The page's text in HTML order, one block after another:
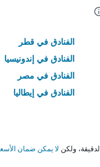
الفنادق في قطر
الفنادق في إندونيسيا
الفنادق في مصر
الفنادق في إيطاليا
لا يمكن ضمان